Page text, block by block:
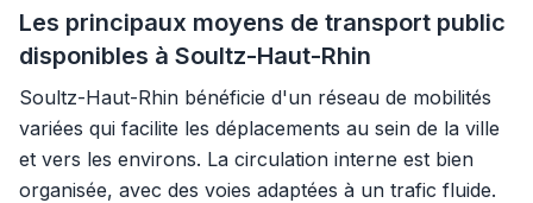
Les principaux moyens de transport public
disponibles à Soultz-Haut-Rhin
Soultz-Haut-Rhin bénéficie d'un réseau de mobilités
variées qui facilite les déplacements au sein de la ville
et vers les environs. La circulation interne est bien
organisée, avec des voies adaptées à un trafic fluide.